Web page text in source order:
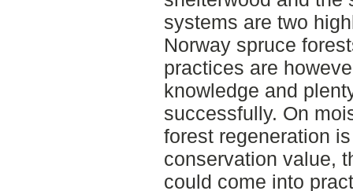
systems are two
Norway spruce
practices are
knowledge and
successfully. On
forest regeneration
conservation value,
could come into